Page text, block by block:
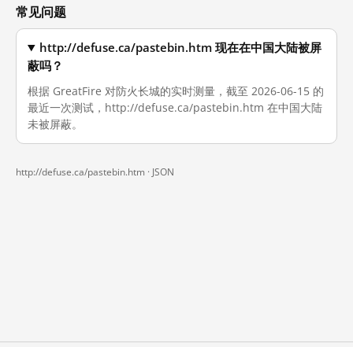
常见问题
http://defuse.ca/pastebin.htm 现在在中国大陆被屏
蔽吗？
根据 GreatFire 对防火长城的实时测量，截至 2026-06-15 的
最近一次测试，http://defuse.ca/pastebin.htm 在中国大陆
未被屏蔽。
http://defuse.ca/pastebin.htm · JSON